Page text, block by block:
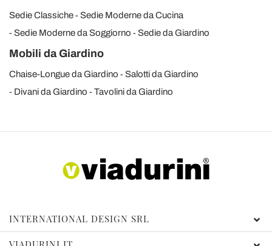
Sedie Classiche
Sedie Moderne da Cucina
Sedie Moderne da Soggiorno
Sedie da Giardino
Mobili da Giardino
Chaise-Longue da Giardino
Salotti da Giardino
Divani da Giardino
Tavolini da Giardino
INTERNATIONAL DESIGN SRL